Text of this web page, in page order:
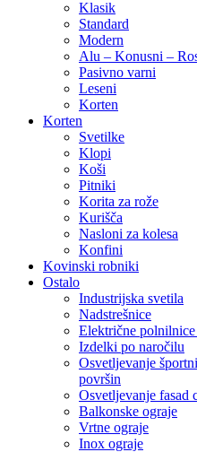
Klasik
Standard
Modern
Alu – Konusni –
Pasivno varni
Leseni
Korten
Korten
Svetilke
Klopi
Koši
Pitniki
Korita za rože
Kurišča
Nasloni za kolesa
Konfini
Kovinski robniki
Ostalo
Industrijska svetila
Nadstrešnice
Električne polnilnice
Izdelki po naročilu
Osvetljevanje
površin
Osvetljevanje fasad
Balkonske ograje
Vrtne ograje
Inox ograje